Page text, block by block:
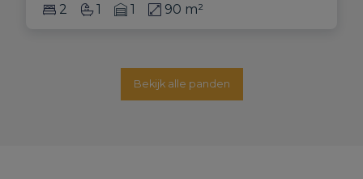
2 1 1 90 m²
Bekijk alle panden